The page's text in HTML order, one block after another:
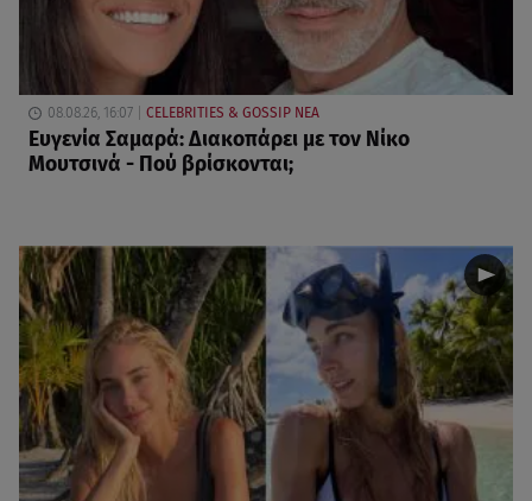
08.08.26, 16:07 CELEBRITIES & GOSSIP ΝΕΑ
Ευγενία Σαμαρά: Διακοπάρει με τον Νίκο
Μουτσινά - Πού βρίσκονται;